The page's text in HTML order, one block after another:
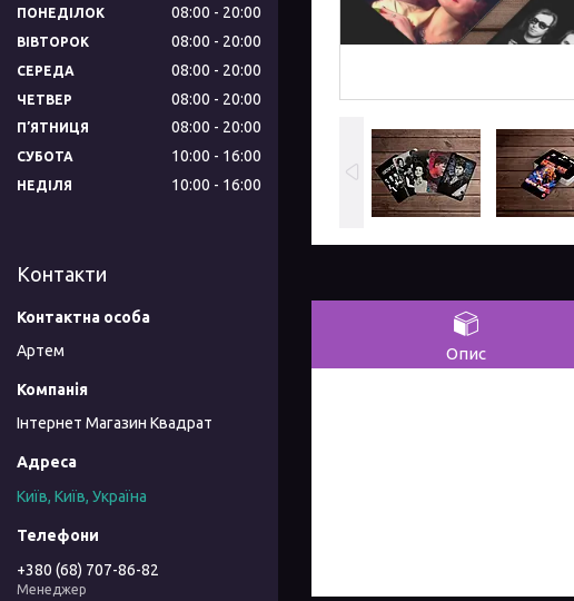
Опис
ПОНЕДІЛОК 08:00 20:00
ВІВТОРОК 08:00 20:00
СЕРЕДА 08:00 20:00
ЧЕТВЕР 08:00 20:00
ПʼЯТНИЦЯ 08:00 20:00
СУБОТА 10:00 16:00
НЕДІЛЯ 10:00 16:00
Контакти
Артем
Інтернет Магазин Квадрат
Київ, Київ, Україна
+380 (68) 707-86-82
Менеджер